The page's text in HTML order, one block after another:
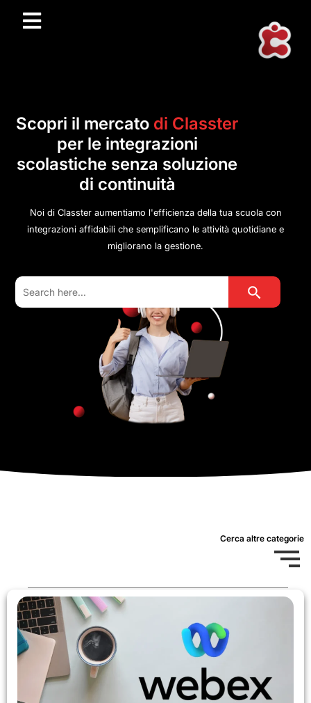
Scopri il mercato di Classter
per le integrazioni
scolastiche senza soluzione
di continuità
Noi di Classter aumentiamo l'efficienza della tua scuola con
integrazioni affidabili che semplificano le attività quotidiane e
migliorano la gestione.
Search
for:
Search Button
Cerca altre categorie